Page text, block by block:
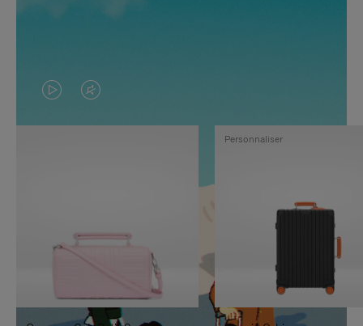
LA
VIDÉO
PAUSE,
APPUYEZ
SUR
LE
SON
DÉSACTIVÉ.
VEUILLEZ
Personnaliser